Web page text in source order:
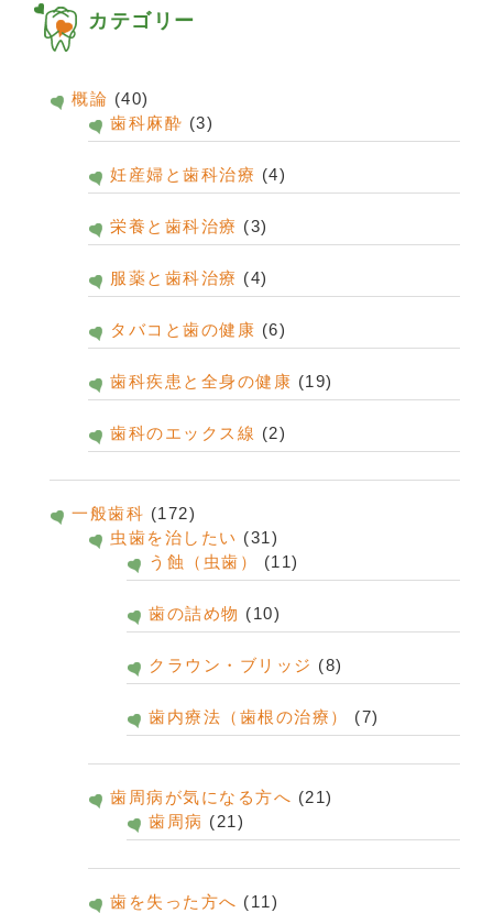
カテゴリー
概論 (40)
歯科麻酔 (3)
妊産婦と歯科治療 (4)
栄養と歯科治療 (3)
服薬と歯科治療 (4)
タバコと歯の健康 (6)
歯科疾患と全身の健康 (19)
歯科のエックス線 (2)
一般歯科 (172)
虫歯を治したい (31)
う蝕（虫歯）
(11)
歯の詰め物 (10)
クラウン・ブリッジ (8)
歯内療法（歯根の治療） (7)
歯周病が気になる方へ (21)
歯周病 (21)
歯を失った方へ (11)